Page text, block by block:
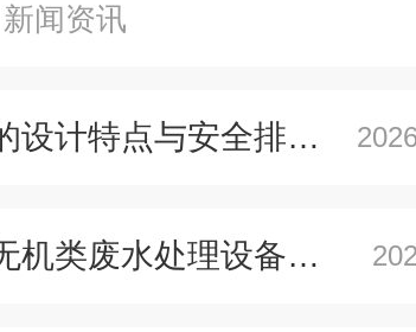
闻资讯
实验室废水处理装置的设计特点与安全排放标准
工业无机废水治理：无机类废水处理设备选型指南